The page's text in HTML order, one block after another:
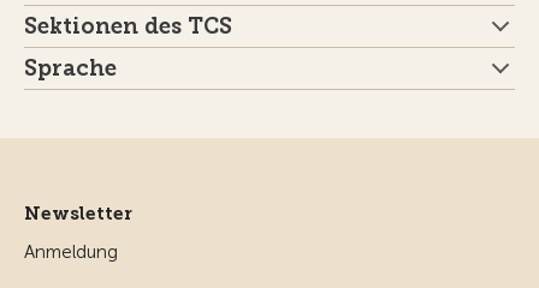
Sektionen des TCS
Sprache
Newsletter
Anmeldung